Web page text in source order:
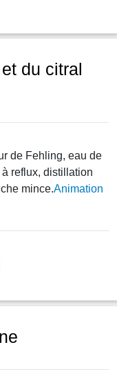
du citral
de Fehling, eau de
reflux, distillation
mince.Animation